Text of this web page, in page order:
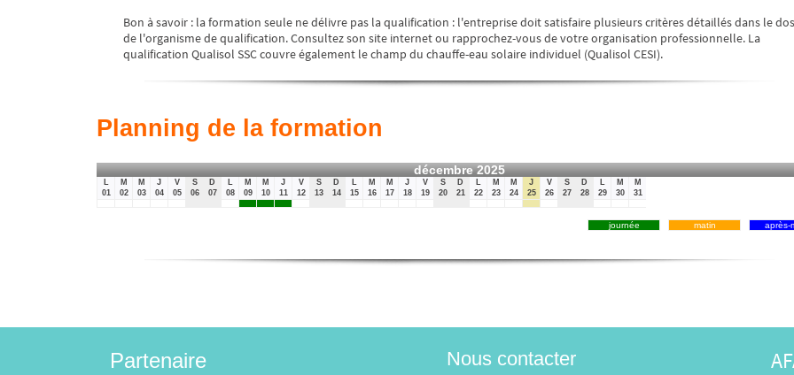
Bon à savoir : la formation seule ne délivre pas la qualification : l'entreprise doit satisfaire plusieurs critères détaillés dans le
de l'organisme de qualification. Consultez son site internet ou rapprochez-vous de votre organisation professionnelle. La
qualification Qualisol SSC couvre également le champ du chauffe-eau solaire individuel (Qualisol CESI).
Planning de la formation
décembre 2025
01
M
02
M
03
J
04
V
05
S
06
D
07
08
M
09
M
10
J
11
V
12
S
13
D
14
15
M
16
M
17
J
18
V
19
S
20
D
21
22
M
23
M
24
J
25
V
26
S
27
D
28
29
M
30
M
31
journée matin après-
Partenaire Nous contacter